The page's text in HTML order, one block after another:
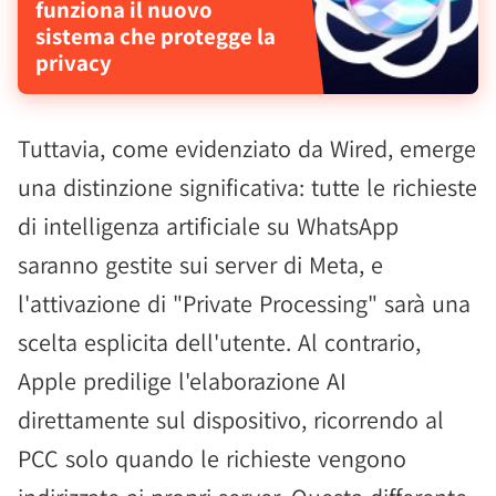
funziona il nuovo
sistema che protegge la
privacy
Tuttavia, come evidenziato da Wired, emerge
una distinzione significativa: tutte le richieste
di intelligenza artificiale su WhatsApp
saranno gestite sui server di Meta, e
l'attivazione di "Private Processing" sarà una
scelta esplicita dell'utente. Al contrario,
Apple predilige l'elaborazione AI
direttamente sul dispositivo, ricorrendo al
PCC solo quando le richieste vengono